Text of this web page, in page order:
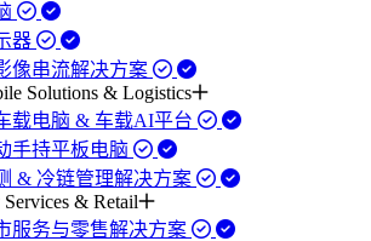
器
像串流解决方案
Solutions & Logistics
载电脑 & 车载AI平台
手持平板电脑
& 冷链管理解决方案
& Retail
服务与零售解决方案